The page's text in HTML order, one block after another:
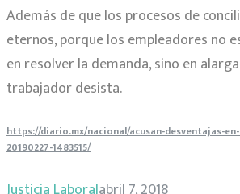
Además de que los procesos de
eternos, porque los empleadores no
en resolver la demanda, sino en
trabajador desista.
https://diario.mx/nacional/acusan-desventajas-
20190227-1483515/